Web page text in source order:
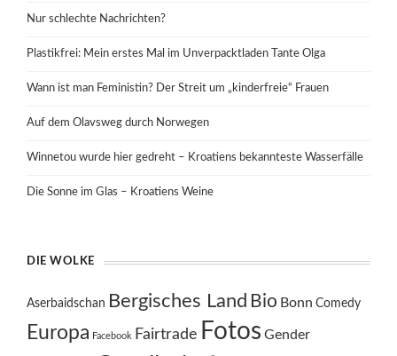
Nur schlechte Nachrichten?
Plastikfrei: Mein erstes Mal im Unverpacktladen Tante Olga
Wann ist man Feministin? Der Streit um „kinderfreie“ Frauen
Auf dem Olavsweg durch Norwegen
Winnetou wurde hier gedreht – Kroatiens bekannteste Wasserfälle
Die Sonne im Glas – Kroatiens Weine
DIE WOLKE
Aserbaidschan Bergisches Land Bio Bonn Comedy
Europa Facebook Fairtrade Fotos Gender